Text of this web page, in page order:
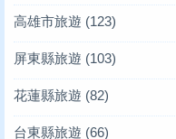
高雄市旅遊 (123)
屏東縣旅遊 (103)
花蓮縣旅遊 (82)
台東縣旅遊 (66)